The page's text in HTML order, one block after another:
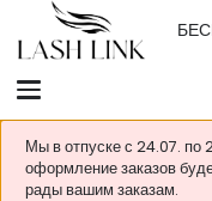
Мы в отпуске с 24.07. по
оформление заказов
рады вашим заказам.